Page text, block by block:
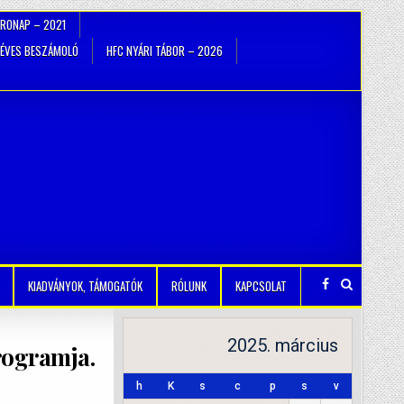
– 2021
ÉVES BESZÁMOLÓ
HFC NYÁRI TÁBOR – 2026
KIADVÁNYOK, TÁMOGATÓK RÓLUNK KAPCSOLAT
2025. március
h K s c p s v